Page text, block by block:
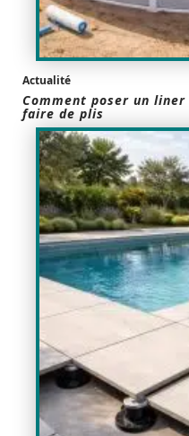
Actualité
Comment poser un
faire de plis